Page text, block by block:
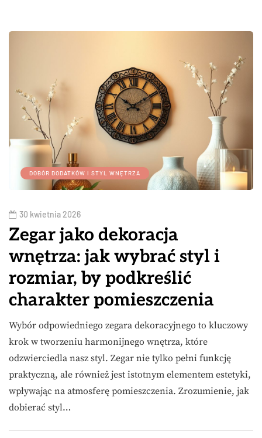
DOBÓR DODATKÓW I STYL WNĘTRZA
30 kwietnia 2026
Zegar jako dekoracja
wnętrza: jak wybrać styl i
rozmiar, by podkreślić
charakter pomieszczenia
Wybór odpowiedniego zegara dekoracyjnego to kluczowy
krok w tworzeniu harmonijnego wnętrza, które
odzwierciedla nasz styl. Zegar nie tylko pełni funkcję
praktyczną, ale również jest istotnym elementem estetyki,
wpływając na atmosferę pomieszczenia. Zrozumienie, jak
dobierać styl…